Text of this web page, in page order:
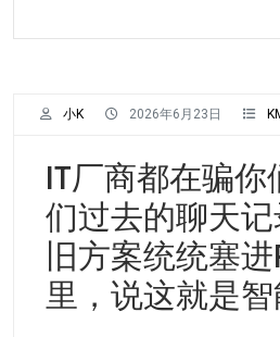
小K 2026年6月23日
IT厂商都在骗你
们过去的聊天
旧方案统统塞
里，说这就是